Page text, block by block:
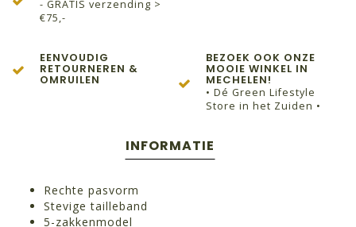
- GRATIS verzending >
€75,-
EENVOUDIG
RETOURNEREN &
OMRUILEN
BEZOEK OOK ONZE
MOOIE WINKEL IN
MECHELEN!
• Dé Green Lifestyle
Store in het Zuiden •
INFORMATIE
Rechte pasvorm
Stevige tailleband
5-zakkenmodel